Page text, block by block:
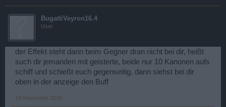
BugattiVeyron16.4
User
der Effekt steht dann beim Gegner dran nicht bei dir, heißt
such dir jemanden mit geisterte, beide nur 10 Kanonen aufs
schiff und schießt euch gegenseitig, dann siehst bei dir
oben in der anzeige den Buff
19 November 2016